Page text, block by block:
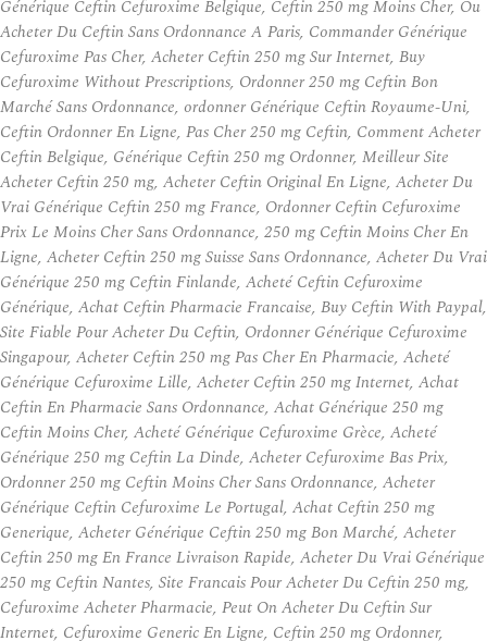
Générique Ceftin Cefuroxime Belgique, Ceftin 250 mg Moins Cher, Ou
Acheter Du Ceftin Sans Ordonnance A Paris, Commander Générique
Cefuroxime Pas Cher, Acheter Ceftin 250 mg Sur Internet, Buy
Cefuroxime Without Prescriptions, Ordonner 250 mg Ceftin Bon
Marché Sans Ordonnance, ordonner Générique Ceftin Royaume-Uni,
Ceftin Ordonner En Ligne, Pas Cher 250 mg Ceftin, Comment Acheter
Ceftin Belgique, Générique Ceftin 250 mg Ordonner, Meilleur Site
Acheter Ceftin 250 mg, Acheter Ceftin Original En Ligne, Acheter Du
Vrai Générique Ceftin 250 mg France, Ordonner Ceftin Cefuroxime
Prix Le Moins Cher Sans Ordonnance, 250 mg Ceftin Moins Cher En
Ligne, Acheter Ceftin 250 mg Suisse Sans Ordonnance, Acheter Du Vrai
Générique 250 mg Ceftin Finlande, Acheté Ceftin Cefuroxime
Générique, Achat Ceftin Pharmacie Francaise, Buy Ceftin With Paypal,
Site Fiable Pour Acheter Du Ceftin, Ordonner Générique Cefuroxime
Singapour, Acheter Ceftin 250 mg Pas Cher En Pharmacie, Acheté
Générique Cefuroxime Lille, Acheter Ceftin 250 mg Internet, Achat
Ceftin En Pharmacie Sans Ordonnance, Achat Générique 250 mg
Ceftin Moins Cher, Acheté Générique Cefuroxime Grèce, Acheté
Générique 250 mg Ceftin La Dinde, Acheter Cefuroxime Bas Prix,
Ordonner 250 mg Ceftin Moins Cher Sans Ordonnance, Acheter
Générique Ceftin Cefuroxime Le Portugal, Achat Ceftin 250 mg
Generique, Acheter Générique Ceftin 250 mg Bon Marché, Acheter
Ceftin 250 mg En France Livraison Rapide, Acheter Du Vrai Générique
250 mg Ceftin Nantes, Site Francais Pour Acheter Du Ceftin 250 mg,
Cefuroxime Acheter Pharmacie, Peut On Acheter Du Ceftin Sur
Internet, Cefuroxime Generic En Ligne, Ceftin 250 mg Ordonner,